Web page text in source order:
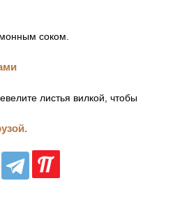
соком.
листья вилкой, чтобы